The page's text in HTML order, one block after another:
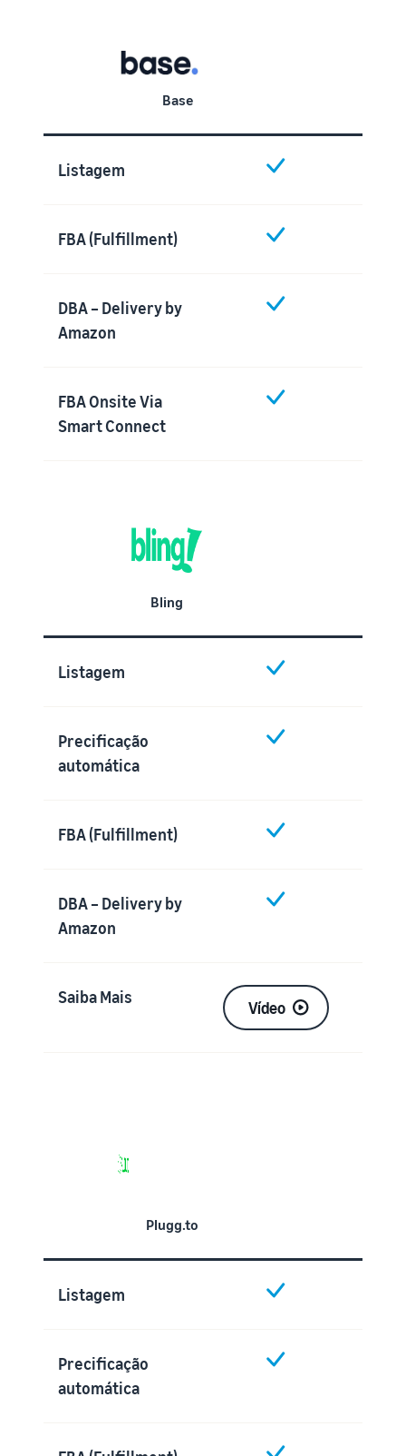
Base
Listagem
FBA (Fulfillment)
DBA – Delivery by
Amazon
FBA Onsite Via
Smart Connect
Bling
Listagem
Precificação
automática
FBA (Fulfillment)
DBA – Delivery by
Amazon
Saiba Mais
Vídeo
Plugg.to
Listagem
Precificação
automática